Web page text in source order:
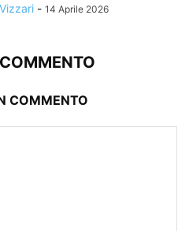
- 14 Aprile 2026
COMMENTO